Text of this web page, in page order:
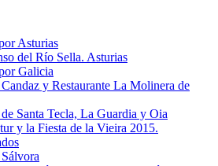
Asturias
del Río Sella. Asturias
Galicia
y Restaurante La Molinera de
Santa Tecla, La Guardia y Oia
y la Fiesta de la Vieira 2015.